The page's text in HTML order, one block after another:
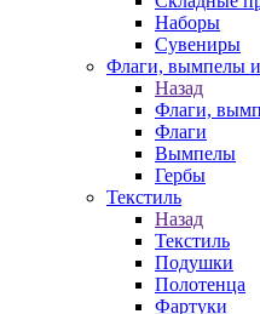
Наборы
Сувениры
Флаги, вымпелы и
Назад
Флаги,
Флаги
Вымпелы
Гербы
Текстиль
Назад
Текстиль
Подушки
Полотенца
Фартуки